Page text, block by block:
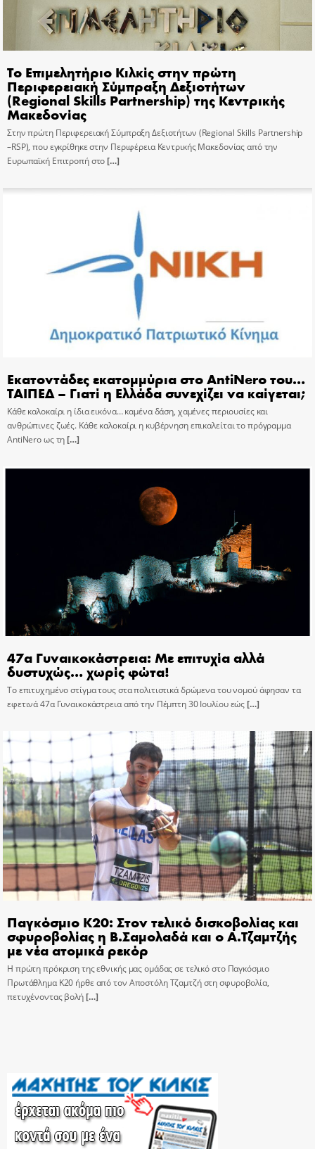
Το Επιμελητήριο Κιλκίς στην πρώτη
Περιφερειακή Σύμπραξη Δεξιοτήτων
(Regional Skills Partnership) της Κεντρικής
Μακεδονίας
Στην πρώτη Περιφερειακή Σύμπραξη Δεξιοτήτων (Regional Skills Partnership
–RSP), που εγκρίθηκε στην Περιφέρεια Κεντρικής Μακεδονίας από την
Ευρωπαϊκή Επιτροπή στο[…]
Εκατοντάδες εκατομμύρια στο AntiNero του…
ΤΑΙΠΕΔ – Γιατί η Ελλάδα συνεχίζει να καίγεται;
Κάθε καλοκαίρι η ίδια εικόνα… καμένα δάση, χαμένες περιουσίες και
ανθρώπινες ζωές. Κάθε καλοκαίρι η κυβέρνηση επικαλείται το πρόγραμμα
AntiNero ως τη[…]
47α Γυναικοκάστρεια: Με επιτυχία αλλά
δυστυχώς… χωρίς φώτα!
Το επιτυχημένο στίγμα τους στα πολιτιστικά δρώμενα του νομού άφησαν τα
εφετινά 47α Γυναικοκάστρεια από την Πέμπτη 30 Ιουλίου εώς[…]
Παγκόσμιο Κ20: Στον τελικό δισκοβολίας και
σφυροβολίας η Β.Σαμολαδά και ο Α.Τζαμτζής
με νέα ατομικά ρεκόρ
Η πρώτη πρόκριση της εθνικής μας ομάδας σε τελικό στο Παγκόσμιο
Πρωτάθλημα Κ20 ήρθε από τον Αποστόλη Τζαμτζή στη σφυροβολία,
πετυχένοντας βολή[…]